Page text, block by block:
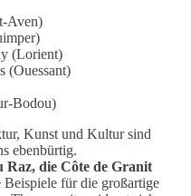
Aven)
(Lorient)
(Ouessant)
Bodou)
Kunst und Kultur sind
ebenbürtig.
Raz, die Côte de Granit
für die großartige